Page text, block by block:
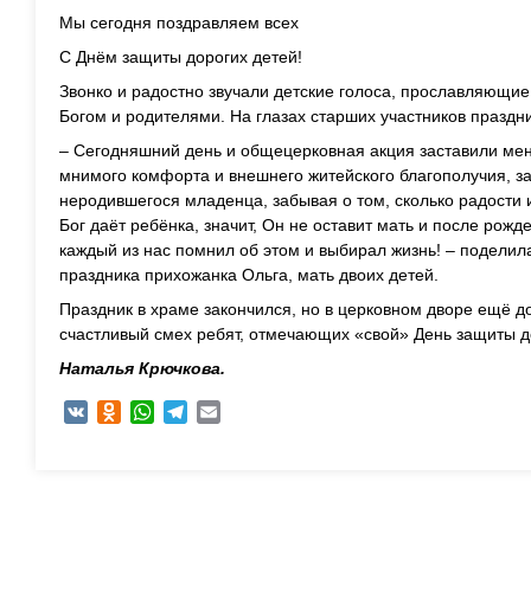
Мы сегодня поздравляем всех
С Днём защиты дорогих детей!
Звонко и радостно звучали детские голоса,
Богом и родителями. На глазах старших участников
– Сегодняшний день и общецерковная акция заставили
мнимого комфорта и внешнего житейского благополучия,
неродившегося младенца, забывая о том, сколько радости
Бог даёт ребёнка, значит, Он не оставит мать и после
каждый из нас помнил об этом и выбирал жизнь! –
праздника прихожанка Ольга, мать двоих детей.
Праздник в храме закончился, но в церковном дворе ещё
счастливый смех ребят, отмечающих «свой» День защиты
Наталья Крючкова.
VK Odnoklassniki
WhatsAppTelegram